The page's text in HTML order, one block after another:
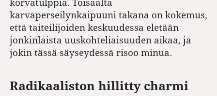
karvaperseilynkaipuuni takana on kokemus,
että taiteilijoiden keskuudessa eletään
jonkinlaista uuskohteliaisuuden aikaa, ja
jokin tässä säyseydessä risoo minua.
Radikaaliston hillitty charmi